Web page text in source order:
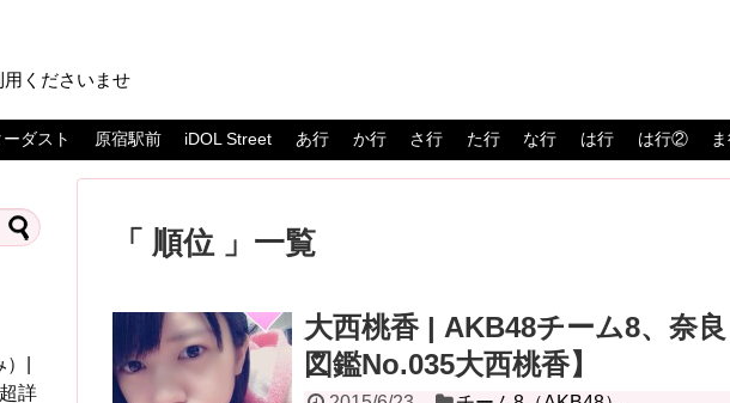
くださいませ
ーダスト 原宿駅前 iDOL Street あ行 か行 さ行 た行 な行 は行 は行②
順位 一覧
大西桃香 | AKB48チーム8、奈
図鑑No.035大西桃香】
|
詳